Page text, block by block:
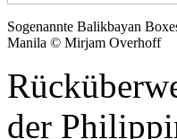
Sogenannte Balikbayan
Manila © Mirjam Overhoff
der